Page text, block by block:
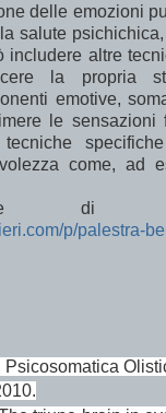
delle emozioni
salute
includere altre
la propria
emotive,
le sensazioni
come, ad
di
p/palestra-
Psicosomatica